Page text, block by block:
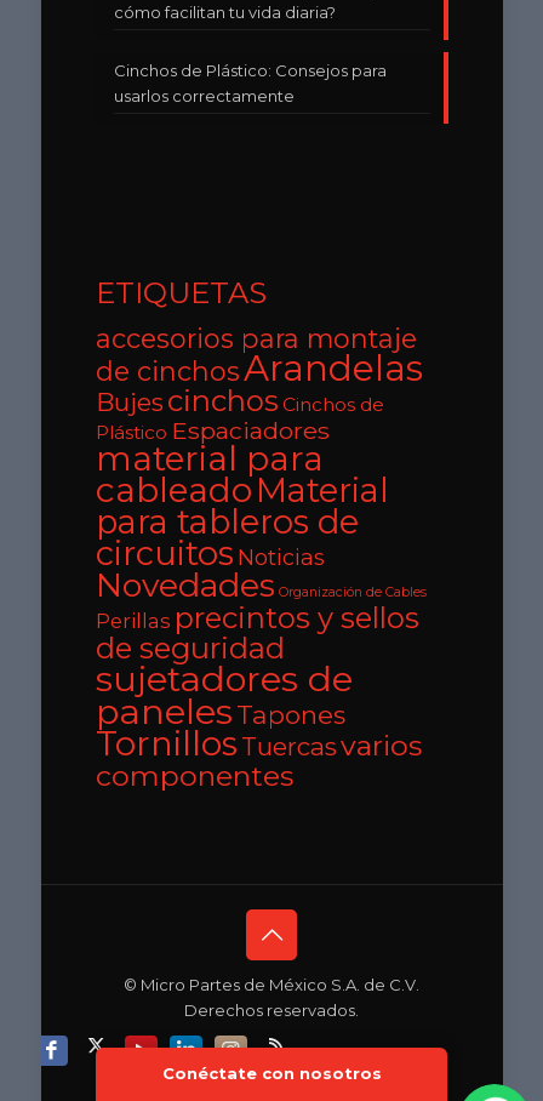
cómo facilitan tu vida diaria?
Cinchos de Plástico: Consejos para
usarlos correctamente
ETIQUETAS
accesorios para montaje
de cinchosArandelas
Bujes cinchos Cinchos de
Plástico Espaciadores
material para
cableadoMaterial
para tableros de
circuitos Noticias
Novedades Organización de Cables
Perillas precintos y sellos
de seguridad
sujetadores de
paneles Tapones
Tornillos Tuercasvarios
componentes
Conéctate con nosotros
© Micro Partes de México S.A. de C.V.
Derechos reservados.